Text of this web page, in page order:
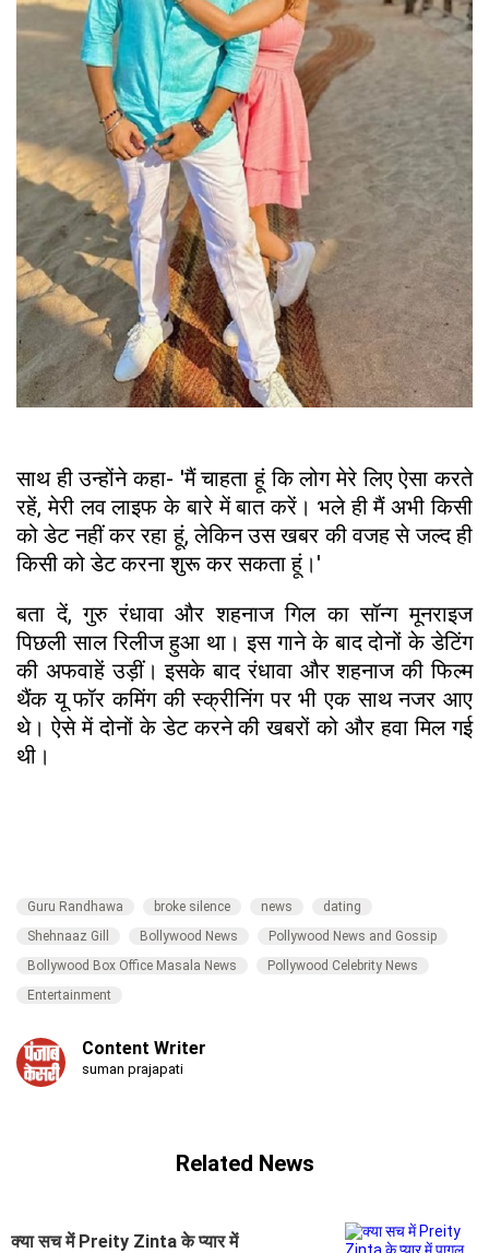
साथ ही उन्होंने कहा- 'मैं चाहता हूं कि लोग मेरे लिए ऐसा करते
रहें, मेरी लव लाइफ के बारे में बात करें। भले ही मैं अभी किसी
को डेट नहीं कर रहा हूं, लेकिन उस खबर की वजह से जल्द ही
किसी को डेट करना शुरू कर सकता हूं।'
बता दें, गुरु रंधावा और शहनाज गिल का सॉन्ग मूनराइज
पिछली साल रिलीज हुआ था। इस गाने के बाद दोनों के डेटिंग
की अफवाहें उड़ीं। इसके बाद रंधावा और शहनाज की फिल्म
थैंक यू फॉर कमिंग की स्क्रीनिंग पर भी एक साथ नजर आए
थे। ऐसे में दोनों के डेट करने की खबरों को और हवा मिल गई
थी।
Guru Randhawa broke silence news
dating
Shehnaaz Gill
Bollywood News
Pollywood News and Gossip
Bollywood Box Office Masala News
Pollywood Celebrity News
Entertainment
Content Writer
suman prajapati
Related News
क्या सच में Preity Zinta के प्यार में